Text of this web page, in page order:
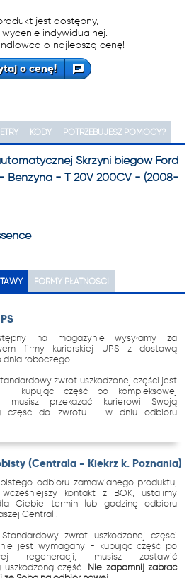
jest dostępny,
indywidualnej.
o najlepszą cenę!
o cenę!
KODY POTRZEBUJESZ POMOCY?
Skrzyni biegów Ford
Benzyna - T 20V 200CV - (2008-
FORMY PŁATNOŚCI
na magazynie wysyłamy za
firmy kurierskiej UPS z dostawą
dnia roboczego.
zwrot uszkodzonej części jest
- kupując część po kompleksowej
musisz przekazać kurierowi Swoją
część do zwrotu - w dniu odbioru
(Centrala - Kiekrz k. Poznania)
odbioru zamawianego produktu,
kontakt z BOK, ustalimy
Ciebie termin lub godzinę odbioru
Centrali.
zwrot uszkodzonej części
jest wymagany - kupując część po
regeneracji, musisz zostawić
część. Nie zapomnij zabrać